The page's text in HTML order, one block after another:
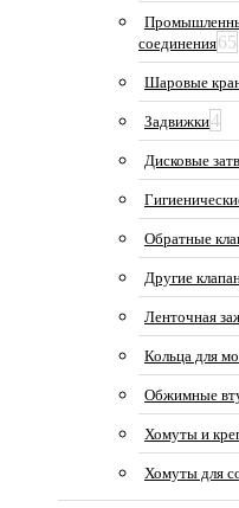
соединения65
Шаровые
Задвижки4
Дисковые
Обратные
Другие
Ленточная
Кольца для
Обжимные
Хомуты и
Хомуты для